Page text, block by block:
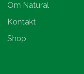
Om Natural
Kontakt
Shop